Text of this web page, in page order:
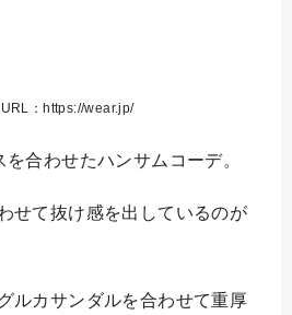
：https://wear.jp/
合わせたハンサムコーデ。
せて抜け感を出しているのが
ルカサンダルを合わせて重厚